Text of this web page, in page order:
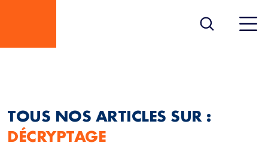
TOUS NOS ARTICLES SUR :
DÉCRYPTAGE